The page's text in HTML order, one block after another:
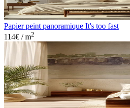
Papier peint panoramique It's too fast
114€ / m2